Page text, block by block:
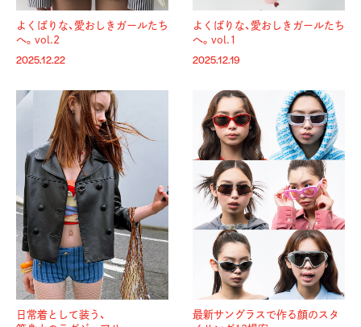
よくばりな、愛おしきガールたち
へ。vol.2
2025.12.22
よくばりな、愛おしきガールたち
へ。vol.1
2025.12.19
日常着として装う、
最新サングラスで作る顔のスタ